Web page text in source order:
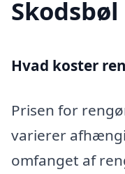
Skodsbøl
Hvad koster
Prisen for
varierer
omfanget af